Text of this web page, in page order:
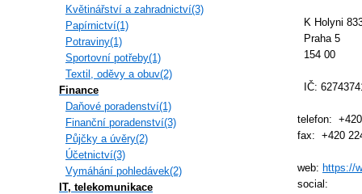
Květinářství a zahradnictví(3)
Papírnictví(1)
Potraviny(1)
Sportovní potřeby(1)
Textil, oděvy a obuv(2)
Finance
Daňové poradenství(1)
Finanční poradenství(3)
Půjčky a úvěry(2)
Účetnictví(3)
Vymáhání pohledávek(2)
IT, telekomunikace
K Holyni
Praha 5
154 00
IČ:
telefon:
fax: +420
web: https://
social: